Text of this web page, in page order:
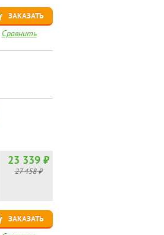
ЗАКАЗАТЬ
Сравнить
23 339 ₽
27 458 ₽
ЗАКАЗАТЬ